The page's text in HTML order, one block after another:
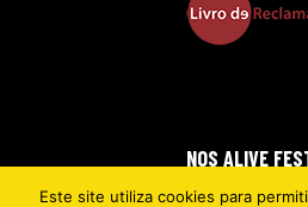
NOS ALIVE
2026 © EVERYTHING
Este site utiliza cookies para